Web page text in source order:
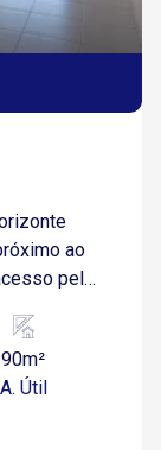
ao
pela
com ar
com
de
90m²
A. Útil